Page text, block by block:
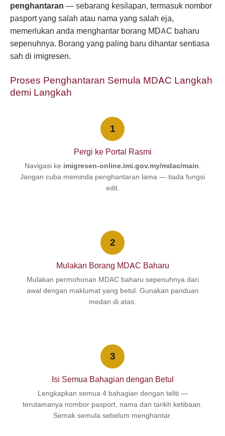
penghantaran — sebarang kesilapan, termasuk nombor
pasport yang salah atau nama yang salah eja,
memerlukan anda menghantar borang MDAC baharu
sepenuhnya. Borang yang paling baru dihantar sentiasa
sah di imigresen.
Proses Penghantaran Semula MDAC Langkah
demi Langkah
1
Pergi ke Portal Rasmi
Navigasi ke imigresen-online.imi.gov.my/mdac/main.
Jangan cuba meminda penghantaran lama — tiada fungsi
edit.
2
Mulakan Borang MDAC Baharu
Mulakan permohonan MDAC baharu sepenuhnya dari
awal dengan maklumat yang betul. Gunakan panduan
medan di atas.
3
Isi Semua Bahagian dengan Betul
Lengkapkan semua 4 bahagian dengan teliti —
terutamanya nombor pasport, nama dan tarikh ketibaan.
Semak semula sebelum menghantar.